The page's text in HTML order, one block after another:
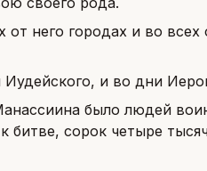
него городах и во всех
и во дни
было людей
сорок четыре